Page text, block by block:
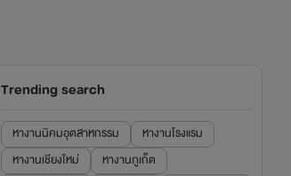
Trending search
หางานนิคมอุตสาหกรรม
หางานโรงแรม
หางานเชียงใหม่
หางานภูเก็ต